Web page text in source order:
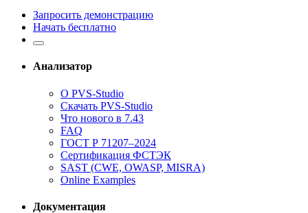
Запросить демонстрацию
Начать бесплатно
Анализатор
О PVS-Studio
Скачать PVS-Studio
Что нового в 7.43
FAQ
ГОСТ Р 71207–2024
Сертификация ФСТЭК
SAST (CWE, OWASP, MISRA)
Online Examples
Документация